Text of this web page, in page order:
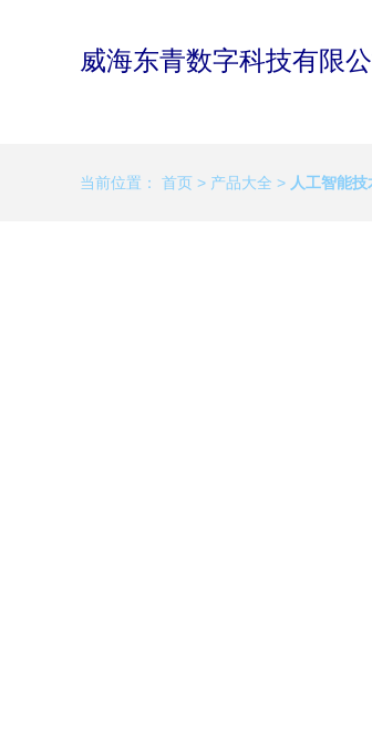
威海东青数字科技有限
当前位置： 首页 > 产品大全 > 人工智能